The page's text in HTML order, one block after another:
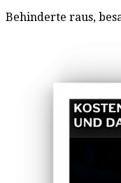
Behinderte raus,